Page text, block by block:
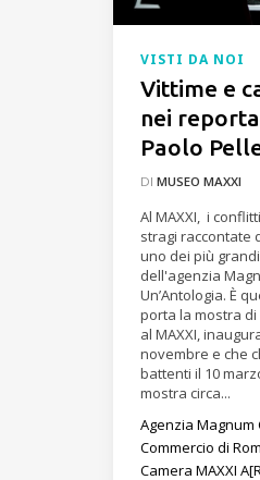
VISTI DA NOI
Vittime e
nei
Paolo
DI MUSEO MAXXI
Al MAXXI, i
stragi raccontate
uno dei più
dell'agenzia
Un’Antologia. È
porta la mostra di
al MAXXI,
novembre e che
battenti il 10
mostra circa...
Agenzia Magnum
Commercio di
Camera MAXXI